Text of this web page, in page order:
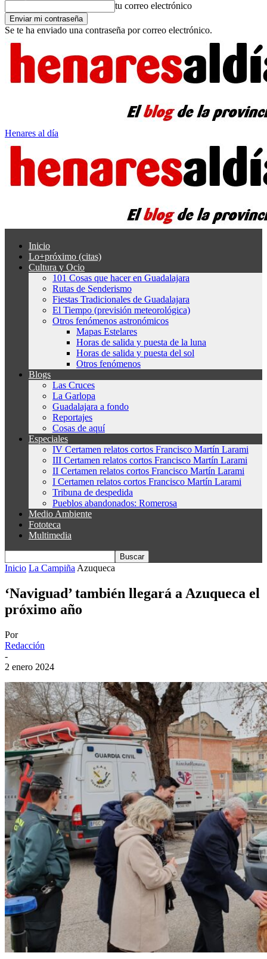
tu correo electrónico
Se te ha enviado una contraseña por correo electrónico.
Henares al día
Inicio
Lo+próximo (citas)
Cultura y Ocio
101 Cosas que hacer en Guadalajara
Rutas de Senderismo
Fiestas Tradicionales de Guadalajara
El Tiempo (previsión meteorológica)
Otros fenómenos astronómicos
Mapas Estelares
Horas de salida y puesta de la luna
Horas de salida y puesta del sol
Otros fenómenos
Blogs
Las Cruces
La Garlopa
Guadalajara a fondo
Reportajes
Cosas de aquí
Especiales
IV Certamen relatos cortos Francisco Martín Larami
III Certamen relatos cortos Francisco Martín Larami
II Certamen relatos cortos Francisco Martín Larami
I Certamen relatos cortos Francisco Martín Larami
Tribuna de despedida
Pueblos abandonados: Romerosa
Medio Ambiente
Fototeca
Multimedia
Inicio La Campiña Azuqueca
‘Naviguad’ también llegará a Azuqueca el
próximo año
Por
Redacción
-
2 enero 2024